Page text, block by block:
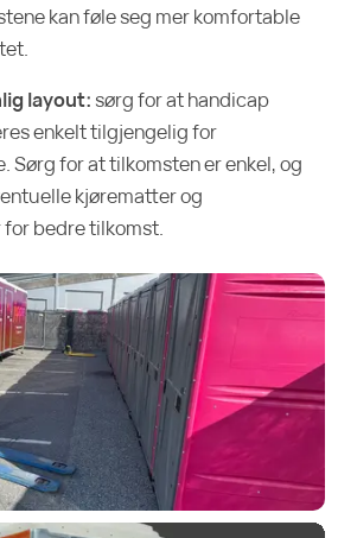
kan føle seg mer komfortable
layout: sørg for at handicap
enkelt tilgjengelig for
Sørg for at tilkomsten er enkel, og
kjørematter og
bedre tilkomst.